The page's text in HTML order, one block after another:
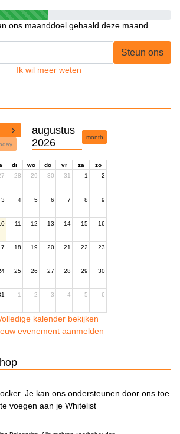
ons maanddoel gehaald deze maand
Steun ons
Ik wil meer weten
augustus
2026
month
di wo do vr za
zo
28 29 30 31 1 2
3 4 5 6 7 8 9
11 12 13 14 15 16
18 19 20 21 22 23
25 26 27 28 29 30
1 2 3 4 5 6
kalender bekijken
evenement aanmelden
Je kan ons ondersteunen door ons toe
te voegen aan je Whitelist